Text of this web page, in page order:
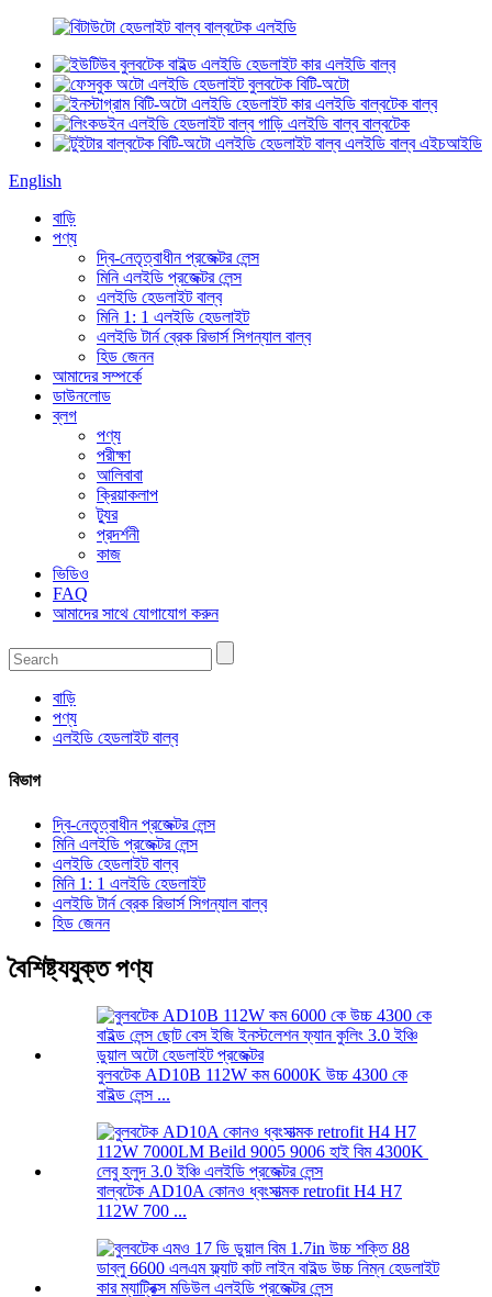
English
বাড়ি
পণ্য
দ্বি-নেতৃত্বাধীন প্রজেক্টর লেন্স
মিনি এলইডি প্রজেক্টর লেন্স
এলইডি হেডলাইট বাল্ব
মিনি 1: 1 এলইডি হেডলাইট
এলইডি টার্ন ব্রেক রিভার্স সিগন্যাল বাল্ব
হিড জেনন
আমাদের সম্পর্কে
ডাউনলোড
ব্লগ
পণ্য
পরীক্ষা
আলিবাবা
ক্রিয়াকলাপ
ট্যুর
প্রদর্শনী
কাজ
ভিডিও
FAQ
আমাদের সাথে যোগাযোগ করুন
বাড়ি
পণ্য
এলইডি হেডলাইট বাল্ব
বিভাগ
দ্বি-নেতৃত্বাধীন প্রজেক্টর লেন্স
মিনি এলইডি প্রজেক্টর লেন্স
এলইডি হেডলাইট বাল্ব
মিনি 1: 1 এলইডি হেডলাইট
এলইডি টার্ন ব্রেক রিভার্স সিগন্যাল বাল্ব
হিড জেনন
বৈশিষ্ট্যযুক্ত পণ্য
বুলবটেক AD10B 112W কম 6000K উচ্চ 4300 কে
বাইল্ড লেন্স ...
বাল্বটেক AD10A কোনও ধ্বংসাত্মক retrofit H4 H7
112W 700 ...